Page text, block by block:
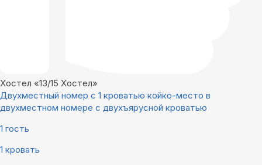
Хостел «13/15 Хостел»
Двухместный номер с 1 кроватью койко-место в
двухместном номере с двухъярусной кроватью
1 гость
1 кровать